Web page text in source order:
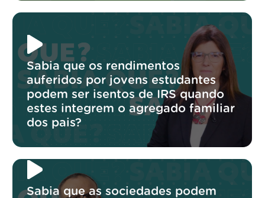
Sabia que os rendimentos
auferidos por jovens estudantes
podem ser isentos de IRS quando
estes integrem o agregado familiar
dos pais?
Sabia que as sociedades podem